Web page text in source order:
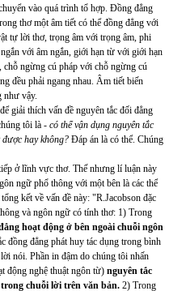
vào quá trình tổ hợp. Đồng đẳng
thơ một âm tiết có thể đồng đẳng với
tự lời thơ, trọng âm với trọng âm, phi
với âm ngắn, giới hạn từ với giới hạn
ngừng cú pháp với chỗ ngừng cú
đều phải ngang nhau. Âm tiết biến
như vậy.
giải thích vấn đề nguyên tắc đối đẳng
tôi là - có thể vận dụng nguyên tắc
hay không? Đáp án là có thể. Chúng
ở lĩnh vực thơ. Thế nhưng lí luận này
ngữ phổ thông với một bên là các thể
tổng kết về vấn đề này: "R.Jacobson đặc
và ngôn ngữ có tính thơ: 1) Trong
hoạt động ở bên ngoài chuỗi ngôn
đồng đẳng phát huy tác dụng trong bình
nói. Phần in đậm do chúng tôi nhấn
động nghệ thuật ngôn từ) nguyên tắc
chuỗi lời trên văn bản. 2) Trong